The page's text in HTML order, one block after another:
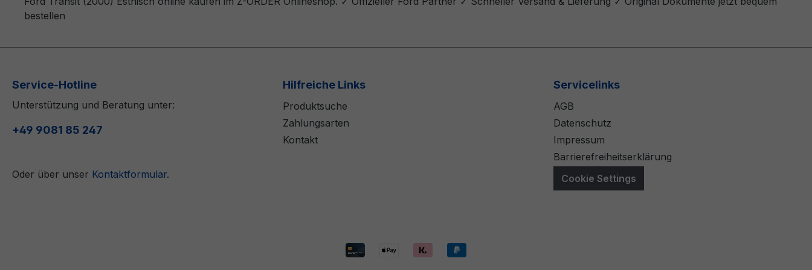
bestellen
Service-Hotline
Unterstützung und Beratung unter:
+49 9081 85 247
Oder über unser Kontaktformular.
Hilfreiche Links
Produktsuche
Zahlungsarten
Kontakt
Servicelinks
AGB
Datenschutz
Impressum
Barrierefreiheitserklärung
Cookie Settings